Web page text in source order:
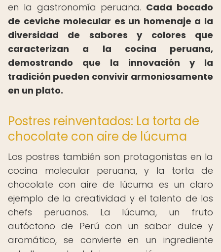
en la gastronomía peruana. Cada bocado
de ceviche molecular es un homenaje a la
diversidad de sabores y colores que
caracterizan a la cocina peruana,
demostrando que la innovación y la
tradición pueden convivir armoniosamente
en un plato.
Postres reinventados: La torta de
chocolate con aire de lúcuma
Los postres también son protagonistas en la
cocina molecular peruana, y la torta de
chocolate con aire de lúcuma es un claro
ejemplo de la creatividad y el talento de los
chefs peruanos. La lúcuma, un fruto
autóctono de Perú con un sabor dulce y
aromático, se convierte en un ingrediente